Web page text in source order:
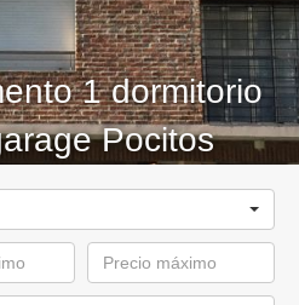
1 dormitorio
Pocitos